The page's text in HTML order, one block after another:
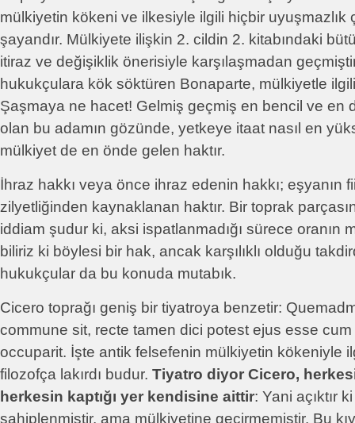
mülkiyetin kökeni ve ilkesiyle ilgili hiçbir uyuşmazlık
şayandır. Mülkiyete ilişkin 2. cildin 2. kitabındaki
itiraz ve değişiklik önerisiyle karşılaşmadan
hukukçulara kök söktüren Bonaparte, mülkiyetle
Şaşmaya ne hacet! Gelmiş geçmiş en bencil ve en
olan bu adamın gözünde, yetkeye itaat nasıl en
mülkiyet de en önde gelen haktır.
İhraz hakkı veya önce ihraz edenin hakkı; eşyanın
zilyetliğinden kaynaklanan haktır. Bir toprak
iddiam şudur ki, aksi ispatlanmadığı sürece oranın
biliriz ki böylesi bir hak, ancak karşılıklı olduğu
hukukçular da bu konuda mutabık.
Cicero toprağı geniş bir tiyatroya benzetir:
commune sit, recte tamen dici potest ejus esse
occuparit. İşte antik felsefenin mülkiyetin kökeniyle
filozofça lakırdı budur. Tiyatro diyor Cicero,
herkesin kaptığı yer kendisine aittir: Yani açıktır
sahiplenmiştir, ama mülkiyetine geçirmemiştir. Bu